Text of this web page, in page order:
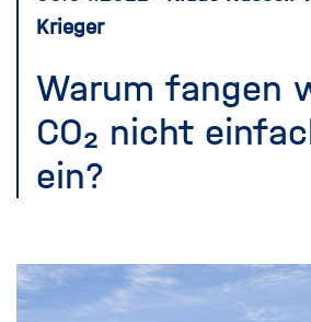
Krieger
Warum fangen
CO₂ nicht
ein?